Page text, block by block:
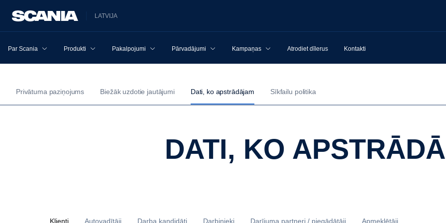
LATVIJA
Par Scania Produkti Pakalpojumi Pārvadājumi Kampaņas Atrodiet dīlerus Kontakti
Privātuma paziņojums Biežāk uzdotie jautājumi Dati, ko apstrādājam Sīkfailu politika
DATI, KO
Klienti Autovadītāji Darba kandidāti Darbinieki Darījuma partneri / piegādātāji Apmeklētāji